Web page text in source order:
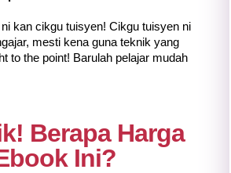
kan cikgu tuisyen! Cikgu tuisyen ni
mesti kena guna teknik yang
to the point! Barulah pelajar mudah
Berapa Harga
Ini?